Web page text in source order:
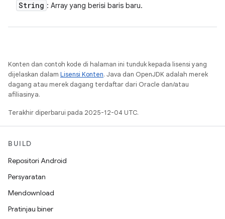
String : Array yang berisi baris baru.
Konten dan contoh kode di halaman ini tunduk kepada lisensi yang
dijelaskan dalam Lisensi Konten. Java dan OpenJDK adalah merek
dagang atau merek dagang terdaftar dari Oracle dan/atau
afiliasinya.
Terakhir diperbarui pada 2025-12-04 UTC.
BUILD
Repositori Android
Persyaratan
Mendownload
Pratinjau biner